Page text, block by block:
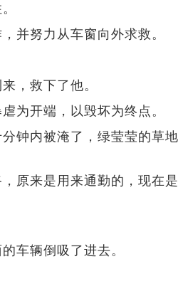
努力从车窗向外求救。
。
救下了他。
开端，以毁坏为终点。
内被淹了，绿莹莹的草地
来是用来通勤的，现在是
辆倒吸了进去。